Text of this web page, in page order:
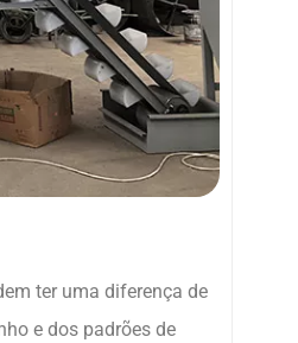
ter uma diferença de
e dos padrões de